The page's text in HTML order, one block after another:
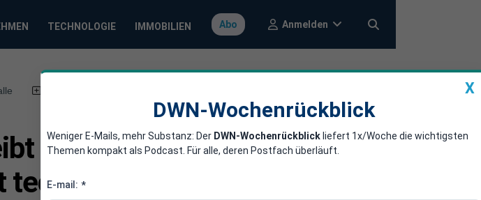
TECHNOLOGIE IMMOBILIEN Abo Anmelden
Brandbrief: Einführung
gar nicht
X
DWN-Wochenrückblick
Weniger E-Mails, mehr Substanz: Der DWN-Wochenrückblick liefert 1x/Woche die wichtigsten
Themen kompakt als Podcast. Für alle, deren Postfach überläuft.
E-mail: *